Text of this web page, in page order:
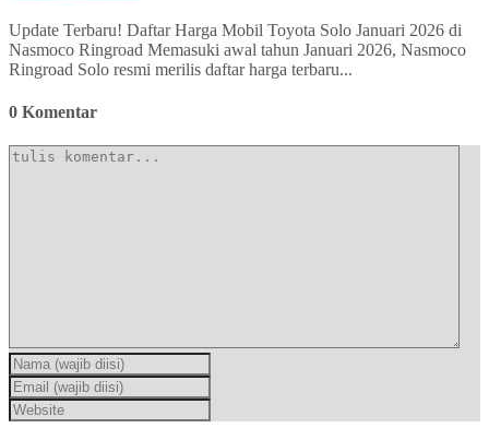
Update Terbaru! Daftar Harga Mobil Toyota Solo Januari 2026 di
Nasmoco Ringroad Memasuki awal tahun Januari 2026, Nasmoco
Ringroad Solo resmi merilis daftar harga terbaru...
0 Komentar